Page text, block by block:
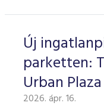
Új
parketten:
Urban
2026. ápr. 16.